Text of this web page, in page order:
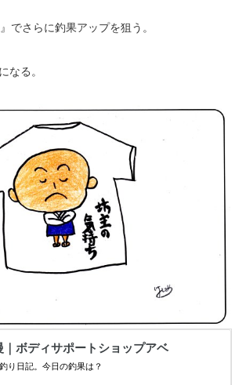
でさらに釣果アップを狙う。
なる。